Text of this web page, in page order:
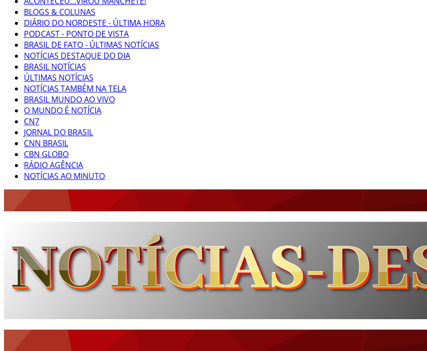
BLOGS & COLUNAS
DIÁRIO DO NORDESTE - ÚLTIMA HORA
PODCAST - PONTO DE VISTA
BRASIL DE FATO - ÚLTIMAS NOTÍCIAS
NOTÍCIAS DESTAQUE DO DIA
BRASIL NOTÍCIAS
ÚLTIMAS NOTÍCIAS
NOTÍCIAS TAMBÉM NA TELA
BRASIL MUNDO AO VIVO
O MUNDO É NOTÍCIA
CN7
JORNAL DO BRASIL
CNN BRASIL
CBN GLOBO
RÁDIO AGÊNCIA
NOTÍCIAS AO MINUTO